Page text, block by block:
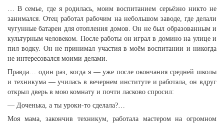
… В семье, где я родилась, моим воспитанием серьёзно никто не
занимался. Отец работал рабочим на небольшом заводе, где делали
чугунные батареи для отопления домов. Он не был образованным и
культурным человеком. После работы он играл в домино на улице и
пил водку. Он не принимал участия в моём воспитании и никогда
не интересовался моими делами.
Правда… один раз, когда я — уже после окончания средней школы
и техникума — училась в вечернем институте и работала, он вдруг
открыл дверь в мою комнату и почти ласково спросил:
— Доченька, а ты уроки-то сделала?…
Моя мама, закончив техникум, работала мастером на огромном